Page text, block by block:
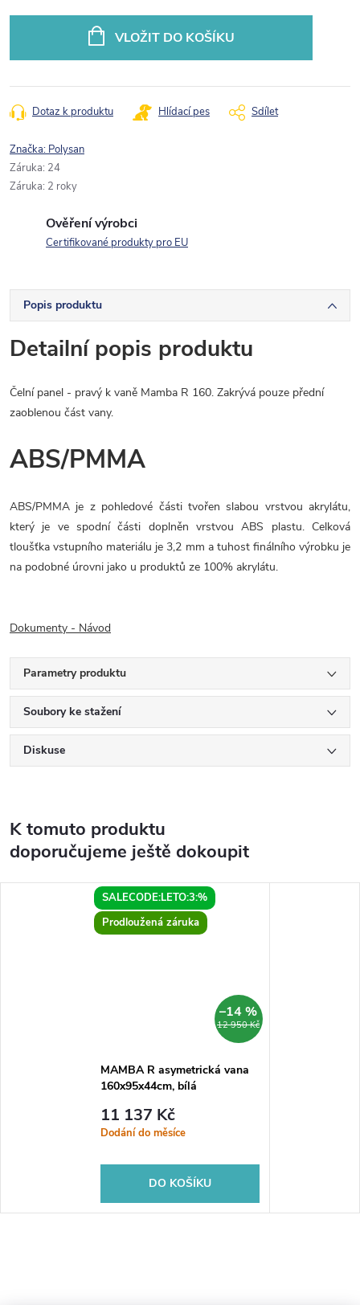
VLOŽIT DO KOŠÍKU
Dotaz k produktu Hlídací pes Sdílet
Značka: Polysan
Záruka: 24
Záruka: 2 roky
Ověření výrobci
Certifikované produkty pro EU
Popis produktu
Detailní popis produktu
Čelní panel - pravý k vaně Mamba R 160. Zakrývá pouze přední
zaoblenou část vany.
ABS/PMMA
ABS/PMMA je z pohledové části tvořen slabou vrstvou akrylátu,
který je ve spodní části doplněn vrstvou ABS plastu. Celková
tloušťka vstupního materiálu je 3,2 mm a tuhost finálního výrobku je
na podobné úrovni jako u produktů ze 100% akrylátu.
Dokumenty - Návod
Parametry produktu
Soubory ke stažení
Diskuse
K tomuto produktu
doporučujeme ještě dokoupit
SALECODE:LETO:3:%
Prodloužená záruka
12 950 Kč
–14 %
MAMBA R asymetrická vana
160x95x44cm, bílá
11 137 Kč
Dodání do měsíce
DO KOŠÍKU